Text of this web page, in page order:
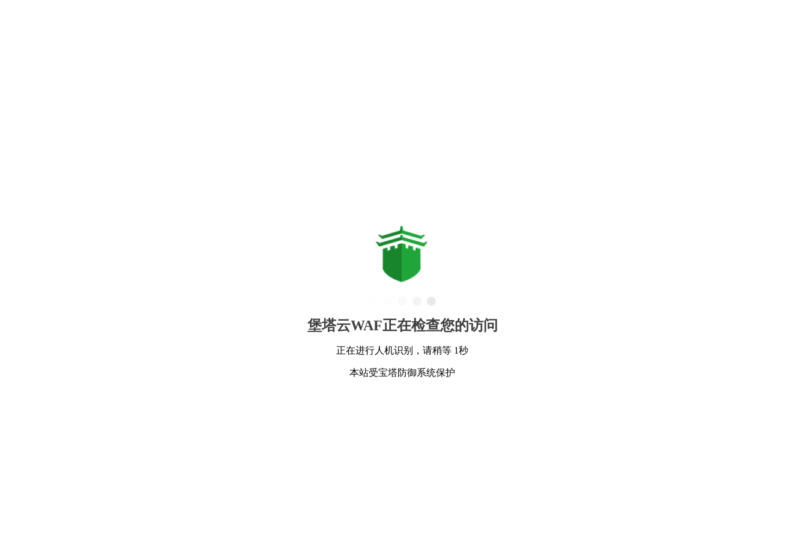
堡塔云WAF正在检查您的访问
正在进行人机识别，请稍等 1秒
本站受宝塔防御系统保护